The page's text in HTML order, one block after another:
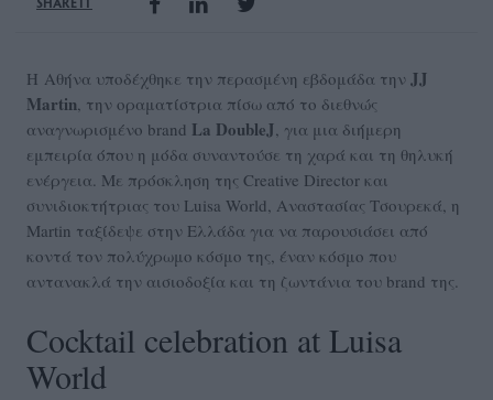
Η Αθήνα υποδέχθηκε την περασμένη εβδομάδα την JJ
Martin, την οραματίστρια πίσω από το διεθνώς
αναγνωρισμένο brand La DoubleJ, για μια διήμερη
εμπειρία όπου η μόδα συναντούσε τη χαρά και τη θηλυκή
ενέργεια. Με πρόσκληση της Creative Director και
συνιδιοκτήτριας του Luisa World, Αναστασίας Τσουρεκά, η
Martin ταξίδεψε στην Ελλάδα για να παρουσιάσει από
κοντά τον πολύχρωμο κόσμο της, έναν κόσμο που
αντανακλά την αισιοδοξία και τη ζωντάνια του brand της.
Cocktail celebration at Luisa
World